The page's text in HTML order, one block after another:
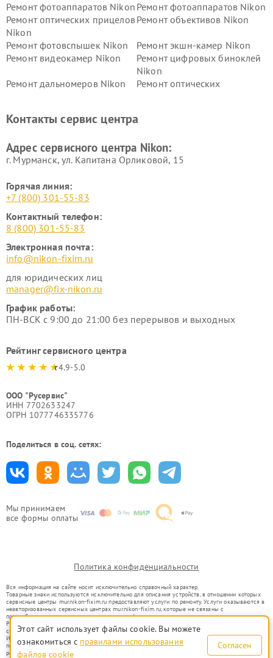
Мы принимаем
все формы оплаты
Ремонт фотоаппаратов Nikon Ремонт фотоаппаратов Nikon
Ремонт оптических прицелов
Nikon
Ремонт объективов Nikon
Ремонт фотовспышек Nikon
Ремонт экшн-камер Nikon
Ремонт видеокамер Nikon
Ремонт цифровых биноклей
Nikon
Ремонт дальномеров Nikon
Ремонт оптических
Контакты сервис центра
Адрес сервисного центра Nikon:
г. Мурманск, ул. Капитана Орликовой, 15
Горячая линия:
+7 (800) 301-55-83
Контактный телефон:
8 (800) 301-55-83
Электронная почта:
info@nikon-fixim.ru
для юридических лиц
manager@fix-nikon.ru
График работы:
ПН-ВСК с 9:00 до 21:00 без перерывов и выходных
Рейтинг сервисного центра
4.9-5.0
ООО "Русервис"
ИНН 7702633247
ОГРН 1077746335776
Поделиться в соц. сетях:
Политика конфиденциальности
Вся информация на сайте носит исключительно справочный характер.
Товарные знаки используются исключительно для описания устройств, в отношении которых
сервисные центры mur.nikon-fixim.ru предоставляют услуги по ремонту. Услуги оказываются в
неавторизованных сервисных центрах mur.nikon-fixim.ru, которые не связаны с
правообладателями товарных знаков или их официальными представителями.
Ремонт осуществляется для устройств, уже введенных в гражданский оборот в соответствии
со статьей 1487 ГК РФ.
Использование товарных знаков не преследует цели индивидуализации услуг или введения
потребителей в заблуждение, а служит для информирования о предоставляемых услугах по
ремонту техники указанных брендов.
Этот сайт использует файлы cookie. Вы можете
ознакомиться с правилами использования
файлов cookie
Согласен